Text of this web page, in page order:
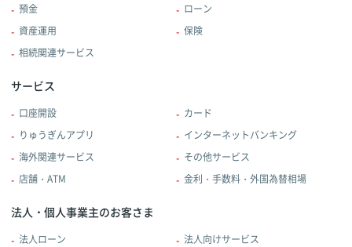
預金
ローン
資産運用
保険
相続関連サービス
サービス
口座開設
カード
りゅうぎんアプリ
インターネットバンキング
海外関連サービス
その他サービス
店舗・ATM
金利・手数料・外国為替相場
法人・個人事業主のお客さま
法人ローン
法人向けサービス